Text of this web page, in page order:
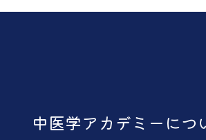
中医学アカデミーにつ